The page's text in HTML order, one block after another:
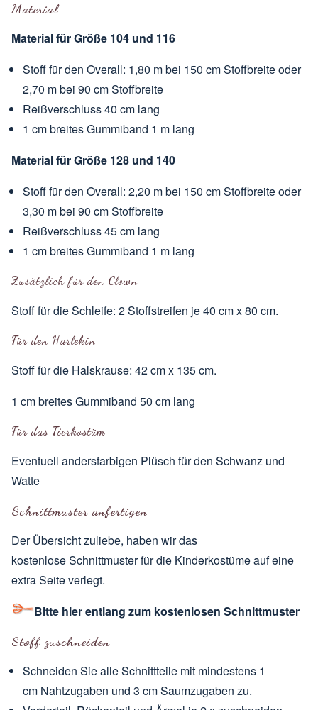
Material
Material für Größe 104 und 116
Stoff für den Overall: 1,80 m bei 150 cm Stoffbreite oder
2,70 m bei 90 cm Stoffbreite
Reißverschluss 40 cm lang
1 cm breites Gummiband 1 m lang
Material für Größe 128 und 140
Stoff für den Overall: 2,20 m bei 150 cm Stoffbreite oder
3,30 m bei 90 cm Stoffbreite
Reißverschluss 45 cm lang
1 cm breites Gummiband 1 m lang
Zusätzlich für den Clown
Stoff für die Schleife: 2 Stoffstreifen je 40 cm x 80 cm.
Für den Harlekin
Stoff für die Halskrause: 42 cm x 135 cm.
1 cm breites Gummiband 50 cm lang
Für das Tierkostüm
Eventuell andersfarbigen Plüsch für den Schwanz und
Watte
Schnittmuster anfertigen
Der Übersicht zuliebe, haben wir das
kostenlose Schnittmuster für die Kinderkostüme auf eine
extra Seite verlegt.
Bitte hier entlang zum kostenlosen Schnittmuster
Stoff zuschneiden
Schneiden Sie alle Schnittteile mit mindestens 1
cm Nahtzugaben und 3 cm Saumzugaben zu.